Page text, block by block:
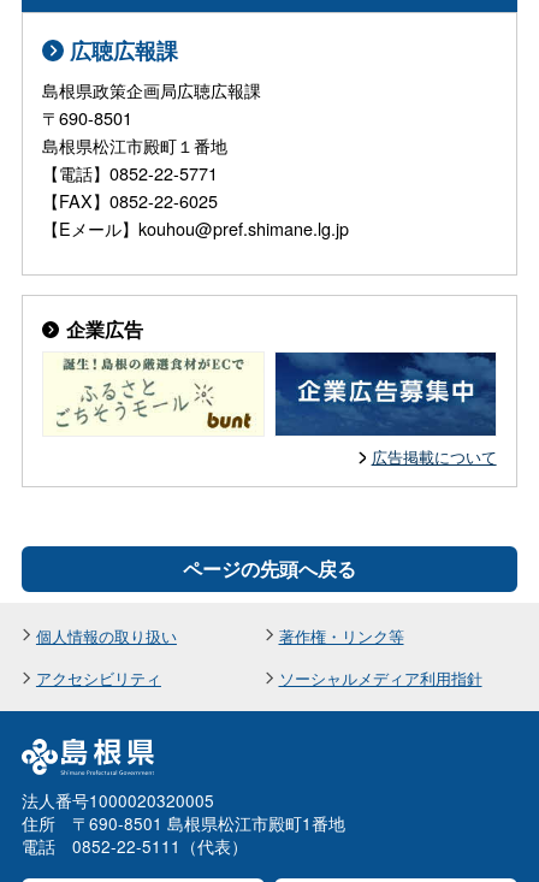
広聴広報課
島根県政策企画局広聴広報課
〒690-8501
島根県松江市殿町１番地
【電話】0852-22-5771
【FAX】0852-22-6025
【Eメール】kouhou@pref.shimane.lg.jp
企業広告
広告掲載について
ページの先頭へ戻る
個人情報の取り扱い
著作権・リンク等
アクセシビリティ
ソーシャルメディア利用指針
法人番号1000020320005
住所 〒690-8501 島根県松江市殿町1番地
電話 0852-22-5111（代表）